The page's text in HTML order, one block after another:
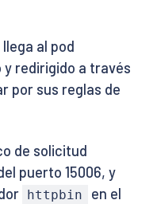
al pod
redirigido a través
por sus reglas de
de solicitud
puerto 15006, y
httpbin
en el